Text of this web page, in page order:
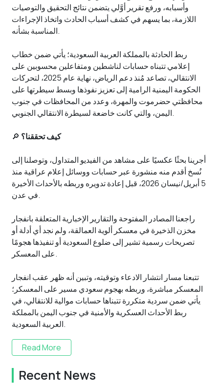
وأسبابه، ورفع تقرير أوَّلي يتضمن نتائج التحقيق والتوصيات
اللازمة، بما يسهم في كشف أسباب الحادث واتخاذ الإجراءات
المناسبة بشأنه.
ربط الحادثة بالمملكة العربية السعودية؛ يأتي ضمن خطاب
إعلامي تتبناه حسابات لناشطين ومتفاعلين محسوبين على
الانتقالي، تصاعد مُنذ دعم الرياض، نهاية عام 2025، لتحركات
الحكومة اليمنية الرامية إلى تعزيز نفوذها وبسط سيطرتها على
محافظتي حضرموت والمهرة، وعدد من المحافظات في جنوب
اليمن، والتي كانت خاضعة لسيطرة الانتقالي الجنوبي.
🔎 كيف تحققنا؟
أجرينا بحثًا عكسيًا على مشاهد من الفيديو المتداول، وتوصلنا إلى
نُسخ أقدم منه منشورة عبر حسابات ووسائل إعلام عراقية منذ
5 أبريل/نيسان 2026، قبل إعادة تدويره وربطه بالأحداث الأخيرة
في عدن.
راجعنا المصادر المفتوحة والتقارير الإخبارية المتعلقة بانفجار
مخزن الذخيرة في معسكر ألوية العمالقة، ولم نجد أي أدلة أو
تصريحات رسمية تشير إلى ضلوع السعودية أو تنفيذها هجومًا
على المعسكر.
تتبعنا مسار انتشار الادعاء وتوقيته، وتبين أنه ظهر عقب انفجار
المعسكر مباشرة، وربطه بهجوم سعودي مسير على المعسكر؛
يأتي ضمن سردية متكررة تتبناها حسابات موالية للانتقالي، في
ربط الأحداث العسكرية والأمنية في جنوب اليمن بالمملكة
العربية السعودية.
Read More
Recent News